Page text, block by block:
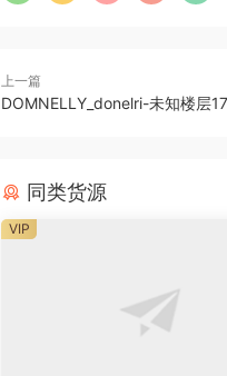
上一篇
DOMNELLY_donelri-未知楼层
同类货源
VIP